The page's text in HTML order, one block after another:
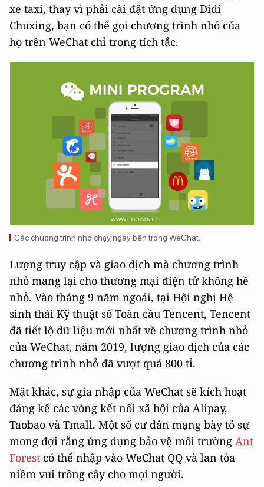
xe taxi, thay vì phải cài đặt ứng dụng Didi
Chuxing, bạn có thể gọi chương trình nhỏ của
họ trên WeChat chỉ trong tích tắc.
Các chương trình nhỏ chạy ngay bên trong WeChat.
Lượng truy cập và giao dịch mà chương trình
nhỏ mang lại cho thương mại điện tử không hề
nhỏ. Vào tháng 9 năm ngoái, tại Hội nghị Hệ
sinh thái Kỹ thuật số Toàn cầu Tencent, Tencent
đã tiết lộ dữ liệu mới nhất về chương trình nhỏ
của WeChat, năm 2019, lượng giao dịch của các
chương trình nhỏ đã vượt quá 800 tỉ.
Mặt khác, sự gia nhập của WeChat sẽ kích hoạt
đáng kể các vòng kết nối xã hội của Alipay,
Taobao và Tmall. Một số cư dân mạng bày tỏ sự
mong đợi rằng ứng dụng bảo vệ môi trường Ant
Forest có thể nhập vào WeChat QQ và lan tỏa
niềm vui trồng cây cho mọi người.